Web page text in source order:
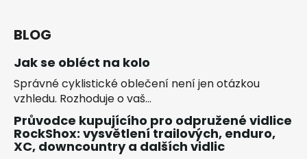
BLOG
Jak se obléct na kolo
Správné cyklistické oblečení není jen otázkou
vzhledu. Rozhoduje o vaš...
Průvodce kupujícího pro odpružené vidlice
RockShox: vysvětlení trailových, enduro,
XC, downcountry a dalších vidlic